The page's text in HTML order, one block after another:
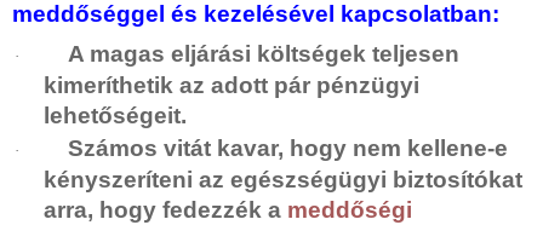
meddőséggel és kezelésével kapcsolatban:
·
A magas eljárási költségek teljesen
kimeríthetik az adott pár pénzügyi
lehetőségeit.
·
Számos vitát kavar, hogy nem kellene-e
kényszeríteni az egészségügyi biztosítókat
arra, hogy fedezzék a meddőségi